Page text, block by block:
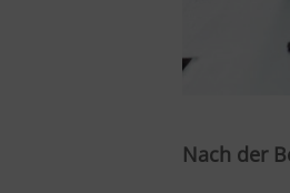
Nach der